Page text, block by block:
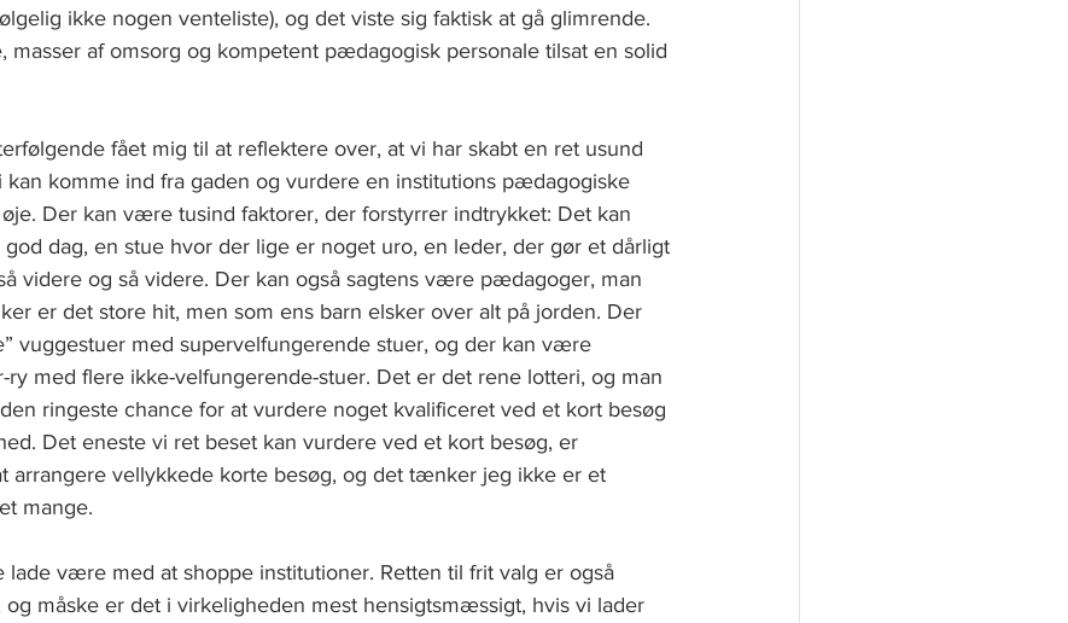
ikke nogen venteliste), og det viste sig faktisk at gå glimrende.
masser af omsorg og kompetent pædagogisk personale tilsat en solid
fået mig til at reflektere over, at vi har skabt en ret usund
kan komme ind fra gaden og vurdere en institutions pædagogiske
Der kan være tusind faktorer, der forstyrrer indtrykket: Det kan
dag, en stue hvor der lige er noget uro, en leder, der gør et dårligt
videre og så videre. Der kan også sagtens være pædagoger, man
er det store hit, men som ens barn elsker over alt på jorden. Der
vuggestuer med supervelfungerende stuer, og der kan være
ry med flere ikke-velfungerende-stuer. Det er det rene lotteri, og man
ringeste chance for at vurdere noget kvalificeret ved et kort besøg
Det eneste vi ret beset kan vurdere ved et kort besøg, er
arrangere vellykkede korte besøg, og det tænker jeg ikke er et
mange.
lade være med at shoppe institutioner. Retten til frit valg er også
måske er det i virkeligheden mest hensigtsmæssigt, hvis vi lader